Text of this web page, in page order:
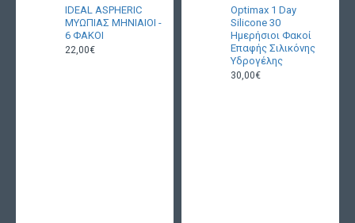
Απόχρωση Πράσινη
Ημερήσια
IDEAL ASPHERIC
ΜΥΩΠΙΑΣ ΜΗΝΙΑΙΟΙ -
6 ΦΑΚΟΙ
22,00€
Optimax 1 Day
Silicone 30
Ημερήσιοι Φακοί
Επαφής Σιλικόνης
Υδρογέλης
30,00€